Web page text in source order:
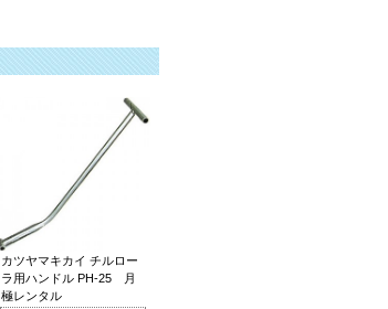
カツヤマキカイ チルロー
ラ用ハンドル PH-25 月
極レンタル